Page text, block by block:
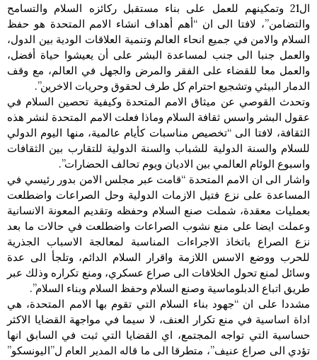
ال21 وتمكينهم للعمل على بناء مستقبل ركائزه السلام والتسامح
والتضامن”، لافتا الى ان “أهم أهداف انشاء الامم المتحدة هو حفظ
السلام والامن في جميع انحاء العالم وتنمية العلاقات الودية بين الدول،
والعمل جنبا الى جنب لمساعدة البشر على أن يعيشوا حياة أفضل،
والعمل معا للقضاء على الفقر والمرض والجهل في العالم، مع وقف
الدمار البيئي وتشجيع احترام كل طرف لحقوق وحريات الاخرين”.
وتحدث القوصي عن ميثاق الامم المتحدة وكيفية تحصين السلام في
عقول البشر واسس ثقافة السلام وماذا فعلت الامم المتحدة لنشر هذه
الثقافة، لافتا الى “تخصيص مناسبات كأيام عالمية، منها اليوم الدولي
للسلام والسنة الدولية للشباب والسنة الدولية للتقارب بين الثقافات
واسبوع الوئام العالمي بين الاديان ويوم تحالف الحضارات”.
واشار الى ان الامم المتحدة “قامت عبر مجلس الامن بدور رئيسي في
المساعدة على نزع فتيل الازمات الدولية وحل الصراعات واضطلعت
بعمليات معقدة، شملت صنع السلام وحفظه وتقديم المعونة الانسانية
وعملت ايضا على منع نشوب الصراعات واضطلعت في حالات ما بعد
نزع الصراع باتخاذ الاجراءات المناسبة لمعالجة الاسباب الجذرية
للحرب ووضع الاسس اللازمة واقرار السلام الدائم، وتلجأ الى عدة
وسائل لمنع تحول الخلافات الى صراع عسكري، ومنع تكراره وذلك عبر
طريق اتباع الدبلوماسية وصنع السلام وحفظ السلام وبناء السلام”.
مشددا على ان “جهود بناء السلام التي تقوم بها الامم المتحدة، هي
اداة اساسية في منع تكرار العنف، لا سيما في مواجهة القضايا الاكثر
حساسية التي تواجه المجتمع، اي القضايا التي ثبت في السابق انها
تؤدي الى صراع عنيف”، متطرقا الى ما قاله المدير العام ل”اليونسكو”